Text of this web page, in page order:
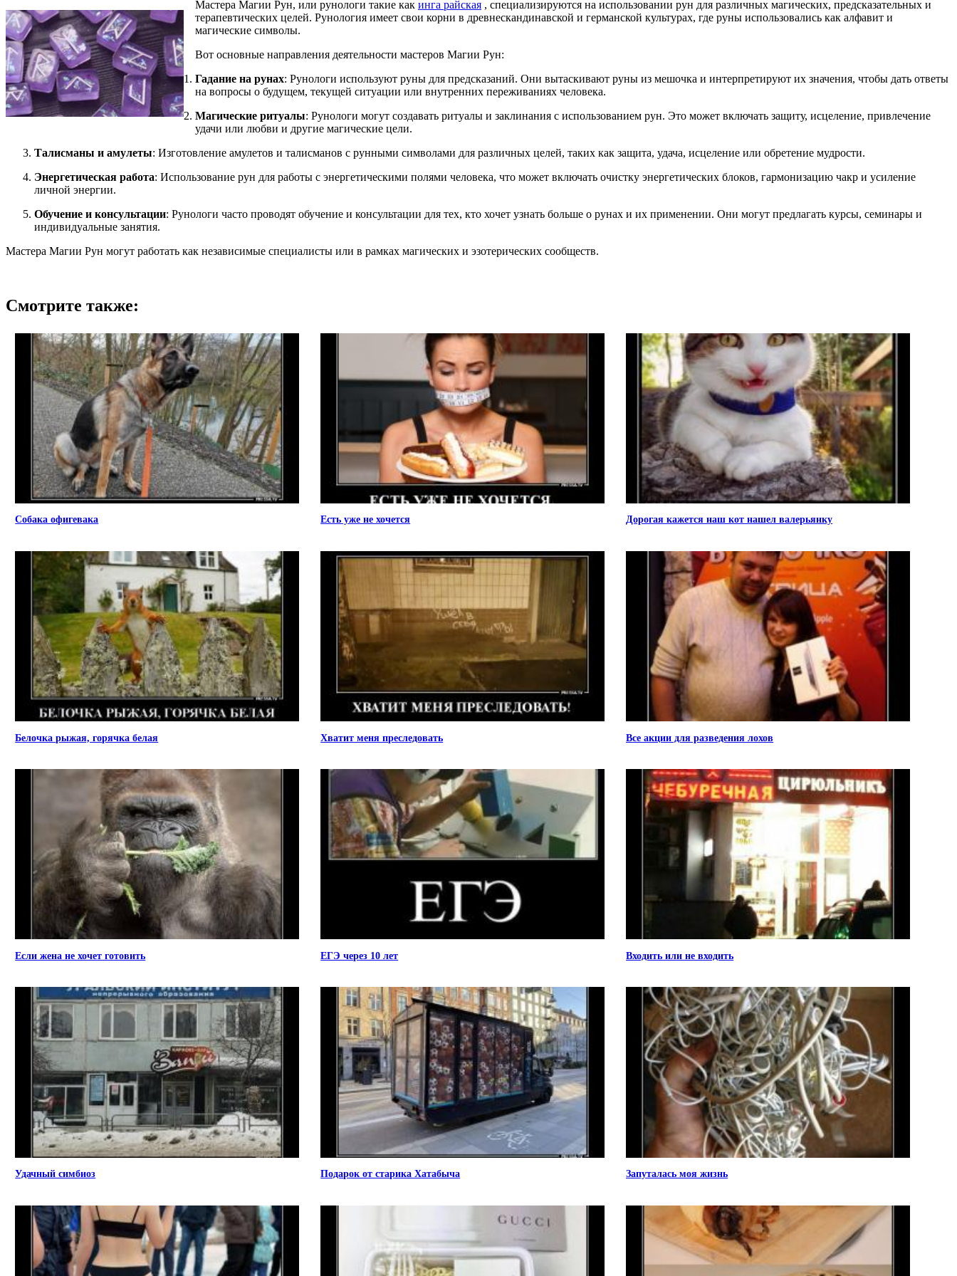
Мастера Магии Рун, или рунологи такие как инга райская , специализируются на использовании рун для различных магических, предсказательных и
терапевтических целей. Рунология имеет свои корни в древнескандинавской и германской культурах, где руны использовались как алфавит и
магические символы.
Вот основные направления деятельности мастеров Магии Рун:
Гадание на рунах: Рунологи используют руны для предсказаний. Они вытаскивают руны из мешочка и интерпретируют их значения, чтобы дать ответы
на вопросы о будущем, текущей ситуации или внутренних переживаниях человека.
Магические ритуалы: Рунологи могут создавать ритуалы и заклинания с использованием рун. Это может включать защиту, исцеление, привлечение
удачи или любви и другие магические цели.
Талисманы и амулеты: Изготовление амулетов и талисманов с рунными символами для различных целей, таких как защита, удача, исцеление или обретение мудрости.
Энергетическая работа: Использование рун для работы с энергетическими полями человека, что может включать очистку энергетических блоков, гармонизацию чакр и усиление
личной энергии.
Обучение и консультации: Рунологи часто проводят обучение и консультации для тех, кто хочет узнать больше о рунах и их применении. Они могут предлагать курсы, семинары и
индивидуальные занятия.
Мастера Магии Рун могут работать как независимые специалисты или в рамках магических и эзотерических сообществ.
Смотрите также:
Собака офигевака Есть уже не хочется Дорогая кажется наш кот нашел валерьянку
Белочка рыжая, горячка белая Хватит меня преследовать Все акции для разведения лохов
Если жена не хочет готовить ЕГЭ через 10 лет Входить или не входить
Удачный симбиоз Подарок от старика Хатабыча Запуталась моя жизнь